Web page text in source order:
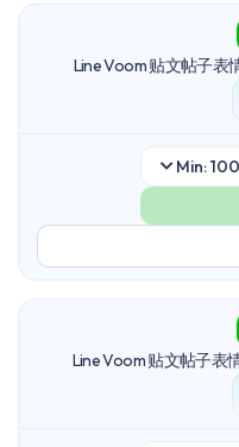
Line Voom 贴文帖子表
Min: 100
Line Voom 贴文帖子表